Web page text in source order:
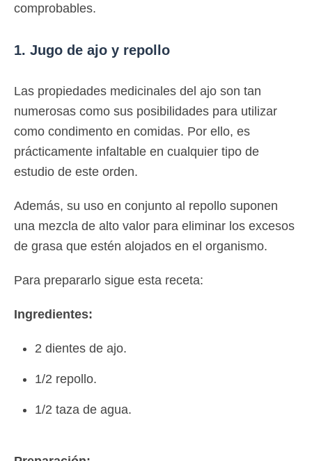
comprobables.
1. Jugo de ajo y repollo
Las propiedades medicinales del ajo son tan
numerosas como sus posibilidades para utilizar
como condimento en comidas. Por ello, es
prácticamente infaltable en cualquier tipo de
estudio de este orden.
Además, su uso en conjunto al repollo suponen
una mezcla de alto valor para eliminar los excesos
de grasa que estén alojados en el organismo.
Para prepararlo sigue esta receta:
Ingredientes:
2 dientes de ajo.
1/2 repollo.
1/2 taza de agua.